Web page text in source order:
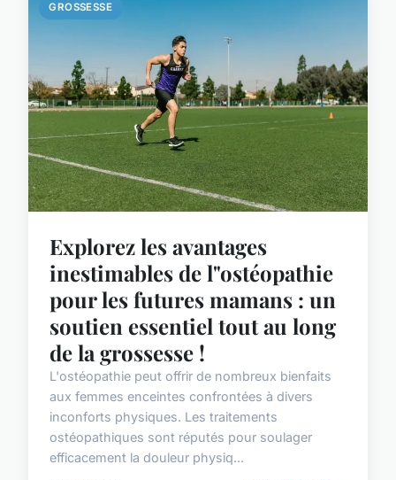
GROSSESSE
Explorez les avantages
inestimables de l"ostéopathie
pour les futures mamans : un
soutien essentiel tout au long
de la grossesse !
L'ostéopathie peut offrir de nombreux bienfaits
aux femmes enceintes confrontées à divers
inconforts physiques. Les traitements
ostéopathiques sont réputés pour soulager
efficacement la douleur physiq...